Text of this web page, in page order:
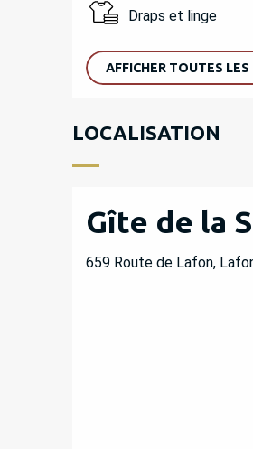
Draps et linge
AFFICHER TOUTES
LOCALISATION
Gîte de la
659 Route de Lafon,